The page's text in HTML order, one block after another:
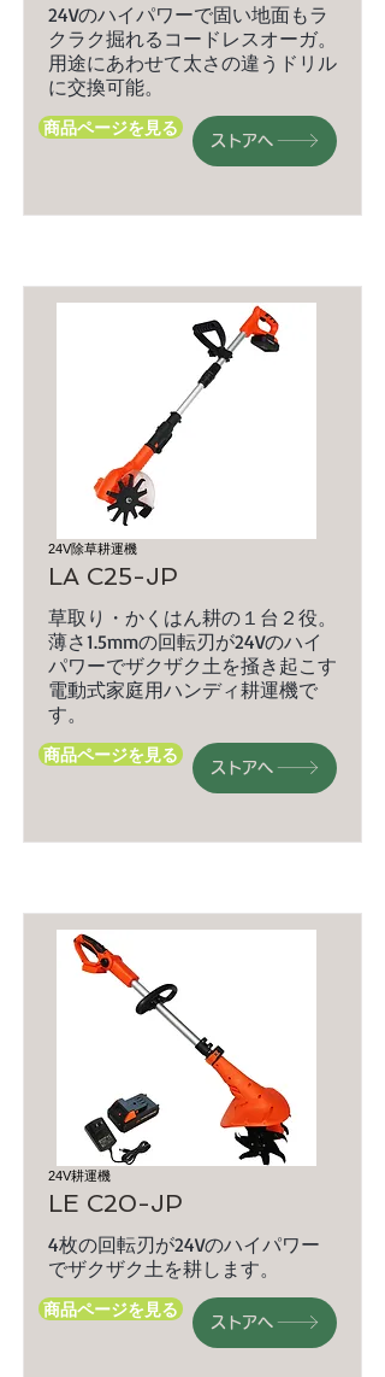
24Vのハイパワーで固い地面もラ
クラク掘れるコードレスオーガ。
用途にあわせて太さの違うドリル
に交換可能。
商品ページを見る
ストアへ
24V除草耕運機
LA C25-JP
草取り・かくはん耕の１台２役。
薄さ1.5mmの回転刃が24Vのハイ
パワーでザクザク土を掻き起こす
電動式家庭用ハンディ耕運機で
す。
商品ページを見る
ストアへ
24V耕運機
LE C20-JP
4枚の回転刃が24Vのハイパワー
でザクザク土を耕します。
商品ページを見る
ストアへ